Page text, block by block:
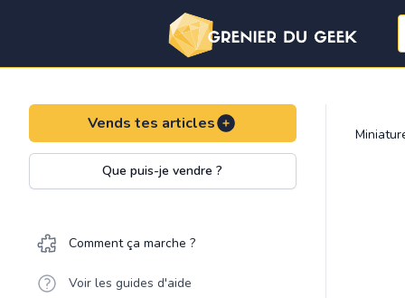
Vends tes articles
Que puis-je vendre ?
Comment ça marche ?
Voir les guides d'aide